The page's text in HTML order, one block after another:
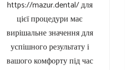
https://mazur.dental/ для
цієї процедури має
вирішальне значення для
успішного результату і
вашого комфорту під час